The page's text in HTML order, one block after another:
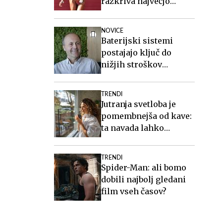
NOVICE
Baterijski sistemi
postajajo ključ do
nižjih stroškov
TRENDI
Jutranja svetloba je
pomembnejša od kave:
ta navada lahko
TRENDI
Spider-Man: ali bomo
dobili najbolj gledani
film vseh časov?